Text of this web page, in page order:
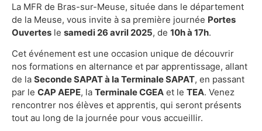
La MFR de Bras-sur-Meuse, située dans le département
de la Meuse, vous invite à sa première journée Portes
Ouvertes le samedi 26 avril 2025, de 10h à 17h.
Cet événement est une occasion unique de découvrir
nos formations en alternance et par apprentissage, allant
de la Seconde SAPAT à la Terminale SAPAT, en passant
par le CAP AEPE, la Terminale CGEA et le TEA. Venez
rencontrer nos élèves et apprentis, qui seront présents
tout au long de la journée pour vous accueillir.